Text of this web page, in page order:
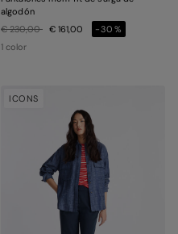
algodón
Precio rebajado de
€ 230,00a € 161,00
-30%
1 color
ICONS